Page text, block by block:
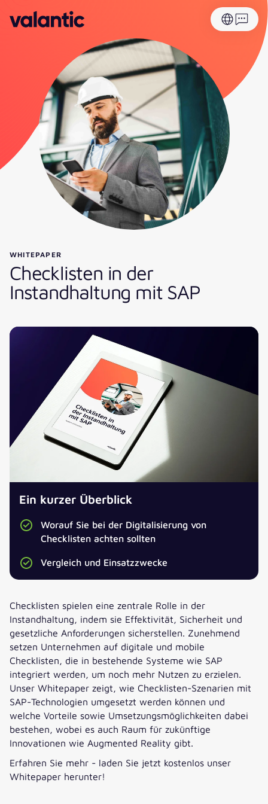
WHITEPAPER
Checklisten in der
Instandhaltung mit SAP
Ein kurzer Überblick
Worauf Sie bei der Digitalisierung von
Checklisten achten sollten
Vergleich und Einsatzzwecke
Checklisten spielen eine zentrale Rolle in der
Instandhaltung, indem sie Effektivität, Sicherheit und
gesetzliche Anforderungen sicherstellen. Zunehmend
setzen Unternehmen auf digitale und mobile
Checklisten, die in bestehende Systeme wie SAP
integriert werden, um noch mehr Nutzen zu erzielen.
Unser Whitepaper zeigt, wie Checklisten-Szenarien mit
SAP-Technologien umgesetzt werden können und
welche Vorteile sowie Umsetzungsmöglichkeiten dabei
bestehen, wobei es auch Raum für zukünftige
Innovationen wie Augmented Reality gibt.
Erfahren Sie mehr - laden Sie jetzt kostenlos unser
Whitepaper herunter!
Jetzt unser Whitepaper kostenlos
herunterladen!
E-MAIL*
*
TELEFONNUMMER*
JOBBEZEICHNUNG*